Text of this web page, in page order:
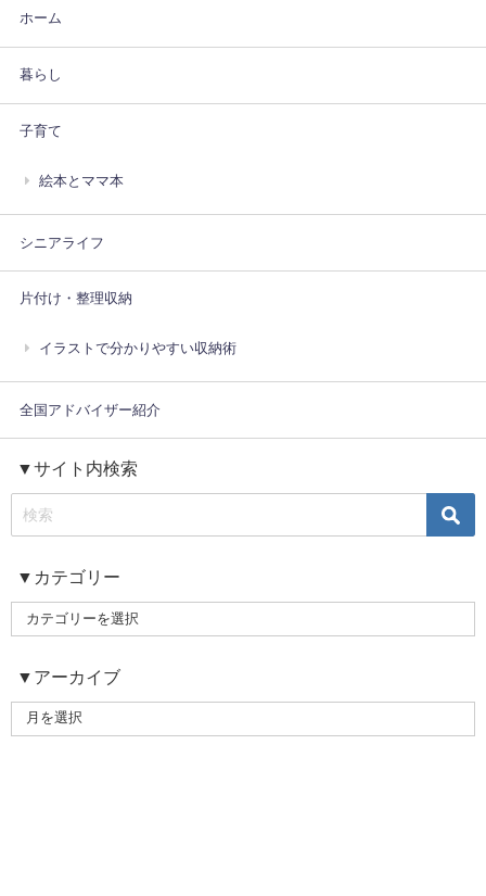
ホーム
暮らし
子育て
絵本とママ本
シニアライフ
片付け・整理収納
イラストで分かりやすい収納術
全国アドバイザー紹介
▼サイト内検索
▼カテゴリー
▼アーカイブ